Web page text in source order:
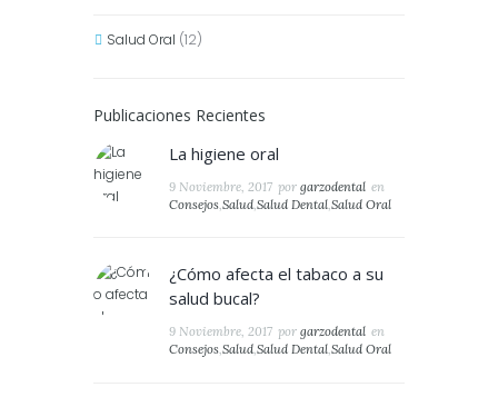
Salud Oral (12)
Publicaciones Recientes
La higiene oral
9 Noviembre, 2017 por garzodental en
Consejos, Salud, Salud Dental, Salud Oral
¿Cómo afecta el tabaco a su
salud bucal?
9 Noviembre, 2017 por garzodental en
Consejos,Salud,Salud Dental,Salud Oral